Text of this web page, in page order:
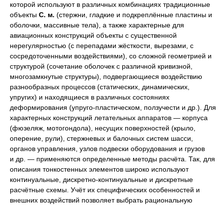
которой используют в различных комбинациях традиционные
объекты С. м. (стержни, гладкие и подкреплённые пластины и
оболочки, массивные тела), а также характерные для
авиационных конструкций объекты с существенной
нерегулярностью (с перепадами жёсткости, вырезами, с
сосредоточенными воздействиями), со сложной геометрией и
структурой (сочетание оболочек с различной кривизной,
многозамкнутые структуры), подвергающиеся воздействию
разнообразных процессов (статических, динамических,
упругих) и находящиеся в различных состояниях
деформирования (упруго-пластическом, ползучести и др.). Для
характерных конструкций летательных аппаратов — корпуса
(фюзеляж, мотогондола), несущих поверхностей (крыло,
оперение, рули), стержневых и балочных систем шасси,
органов управления, узлов подвески оборудования и грузов
и др. — применяются определенные методы расчёта. Так, для
описания тонкостенных элементов широко используют
континуальные, дискретно-континуальные и дискретные
расчётные схемы. Учёт их специфических особенностей и
внешних воздействий позволяет выбрать рациональную